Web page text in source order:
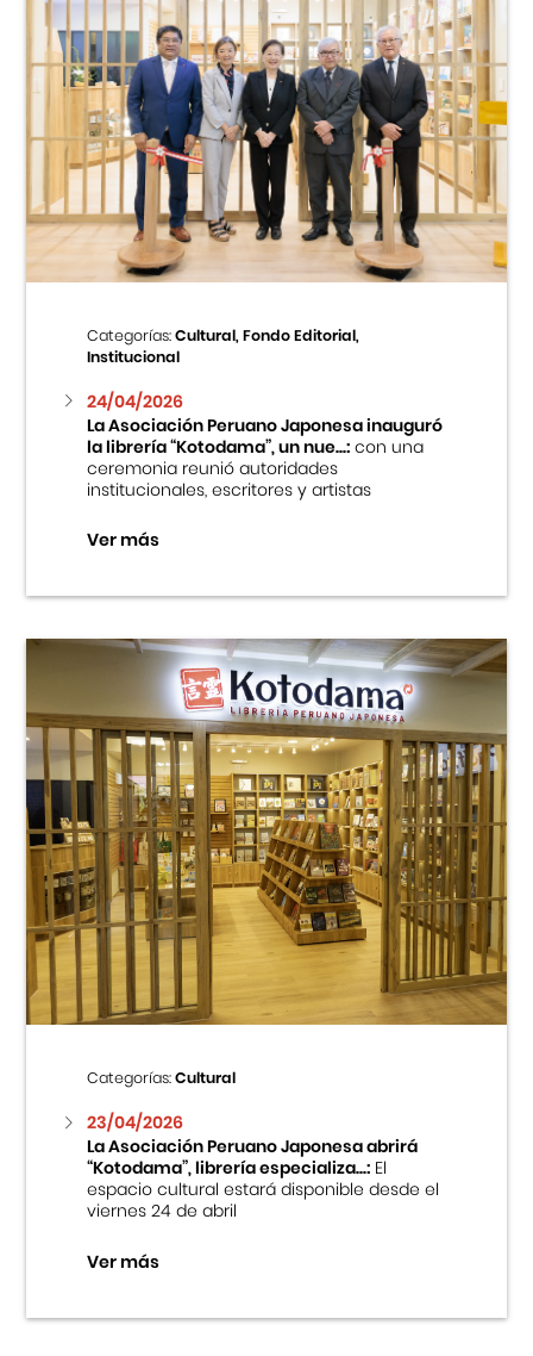
Categorías:Cultural, Fondo Editorial,
Institucional
24/04/2026
La Asociación Peruano Japonesa inauguró
la librería “Kotodama”, un nue...:con una
ceremonia reunió autoridades
institucionales, escritores y artistas
Ver más
Categorías:Cultural
23/04/2026
La Asociación Peruano Japonesa abrirá
“Kotodama”, librería especializa...:El
espacio cultural estará disponible desde el
viernes 24 de abril
Ver más